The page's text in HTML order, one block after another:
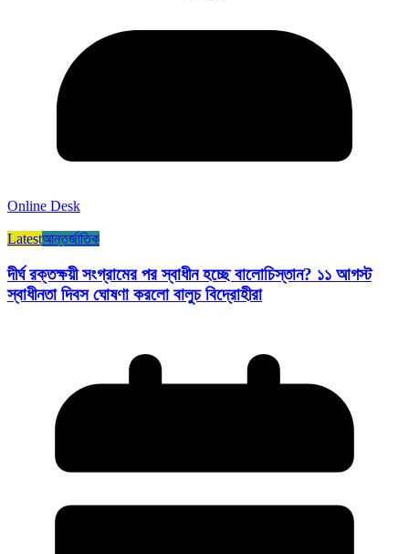
Online Desk
Latestআন্তর্জাতিক
দীর্ঘ রক্তক্ষয়ী সংগ্রামের পর স্বাধীন হচ্ছে বালোচিস্তান? ১১ আগস্ট
স্বাধীনতা দিবস ঘোষণা করলো বালুচ বিদ্রোহীরা